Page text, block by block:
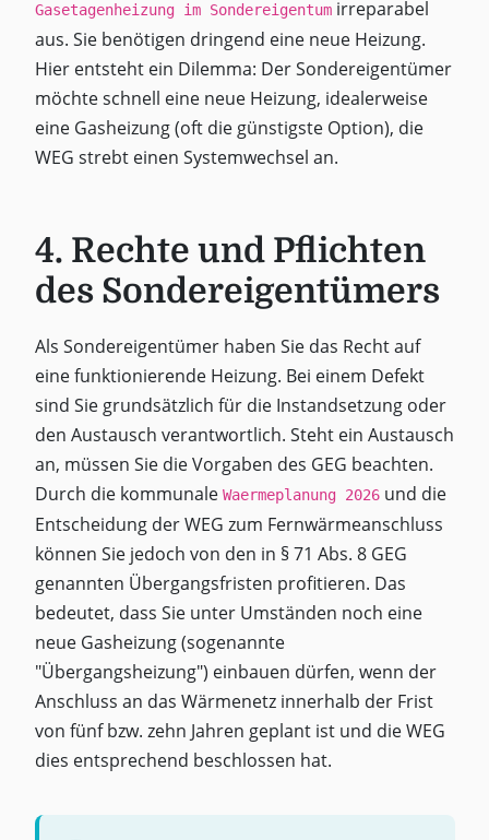
Gasetagenheizung im Sondereigentumirreparabel
aus. Sie benötigen dringend eine neue Heizung.
Hier entsteht ein Dilemma: Der Sondereigentümer
möchte schnell eine neue Heizung, idealerweise
eine Gasheizung (oft die günstigste Option), die
WEG strebt einen Systemwechsel an.
4. Rechte und Pflichten
des Sondereigentümers
Als Sondereigentümer haben Sie das Recht auf
eine funktionierende Heizung. Bei einem Defekt
sind Sie grundsätzlich für die Instandsetzung oder
den Austausch verantwortlich. Steht ein Austausch
an, müssen Sie die Vorgaben des GEG beachten.
Durch die kommunale Waermeplanung 2026und die
Entscheidung der WEG zum Fernwärmeanschluss
können Sie jedoch von den in § 71 Abs. 8 GEG
genannten Übergangsfristen profitieren. Das
bedeutet, dass Sie unter Umständen noch eine
neue Gasheizung (sogenannte
"Übergangsheizung") einbauen dürfen, wenn der
Anschluss an das Wärmenetz innerhalb der Frist
von fünf bzw. zehn Jahren geplant ist und die WEG
dies entsprechend beschlossen hat.